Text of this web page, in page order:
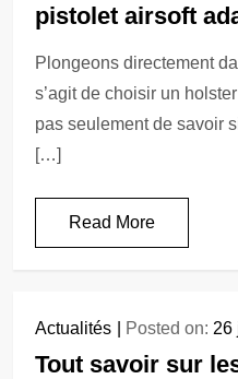
pistolet airsoft
Plongeons directement
s’agit de choisir un
pas seulement de savoir
[…]
Read More
Actualités Posted on: 26
Tout savoir sur